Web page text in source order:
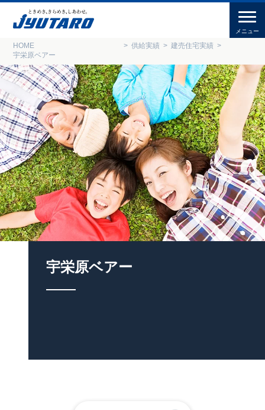
HOME 供給実績
建売住宅実績
宇栄原ベアー
宇栄原ベアー